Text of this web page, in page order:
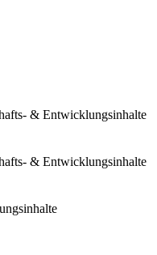
& Entwicklungsinhalte
& Entwicklungsinhalte